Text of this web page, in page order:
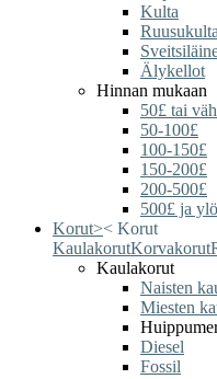
Kulta
Ruusukulta
Älykellot
Hinnan mukaan
50£ tai
50-100£
100-150£
150-200£
200-500£
500£ ja
Korut>< Korut
KaulakorutKorvakorut
Kaulakorut
Naisten
Miesten
Diesel
Fossil